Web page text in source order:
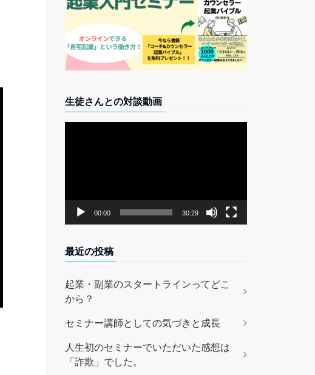
生徒さんとの対談動画
ヤ
00:00 30:29
最近の投稿
起業・副業のスタートラインってどこ
から？
セミナー講師としての気づきと成長
人生初のセミナーでいただいた感想は
「詐欺」でした。